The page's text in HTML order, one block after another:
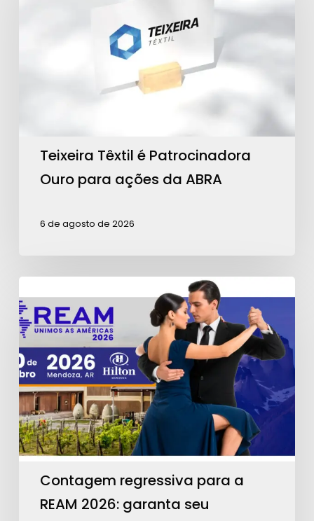
Teixeira Têxtil é Patrocinadora
Ouro para ações da ABRA
6 de agosto de 2026
regressiva
para
a
REAM
2026:
garanta
seu
ingresso!
Contagem regressiva para a
REAM 2026: garanta seu